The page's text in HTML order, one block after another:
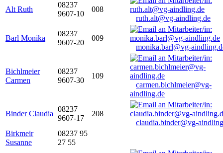
Alt Ruth
08237
9607-10
008
ruth.alt@vg-aindling.de
Barl Monika
08237
9607-20
009
monika.barl@vg-
Bichlmeier
Carmen
08237
9607-30
109
carmen.bichlmeier@vg-
aindling.de
Binder Claudia
08237
9607-17
208
claudia.binder@vg-
Birkmeir
Susanne
08237 95
27 55